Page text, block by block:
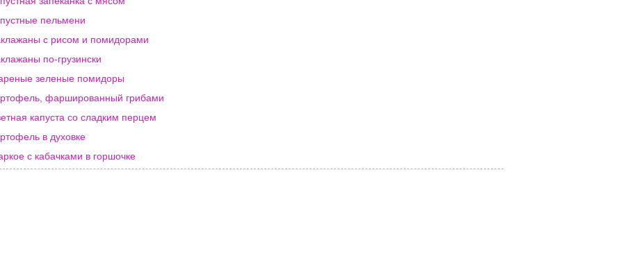
пельмени
с рисом и помидорами
по-грузински
зеленые помидоры
фаршированный грибами
капуста со сладким перцем
в духовке
с кабачками в горшочке